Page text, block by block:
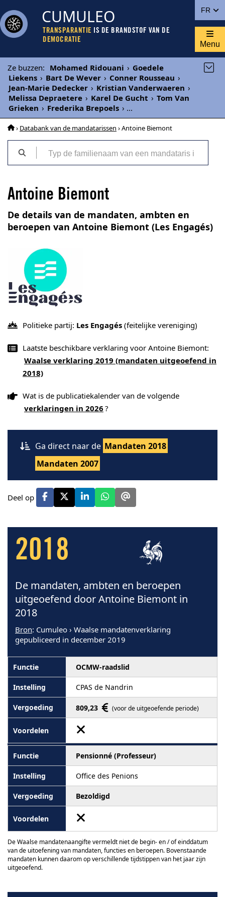
FR
CUMULEO
TRANSPARANTIE IS DE BRANDSTOF VAN DE
DEMOCRATIE
Menu
Ze buzzen: Mohamed Ridouani › Goedele
Liekens › Bart De Wever › Conner Rousseau ›
Jean-Marie Dedecker › Kristian Vanderwaeren ›
Melissa Depraetere › Karel De Gucht › Tom Van
Grieken › Frederika Brepoels › ...
› Databank van de mandatarissen › Antoine Biemont
Antoine Biemont
De details van de mandaten, ambten en
beroepen van Antoine Biemont (Les Engagés)
Politieke partij: Les Engagés (feitelijke vereniging)
Laatste beschikbare verklaring voor Antoine Biemont:
Waalse verklaring 2019 (mandaten uitgeoefend in
2018)
Wat is de publicatiekalender van de volgende
verklaringen in 2026 ?
Ga direct naar de Mandaten 2018
Mandaten 2007
Deel op
2018
De mandaten, ambten en beroepen
uitgeoefend door Antoine Biemont in
2018
Bron: Cumuleo › Waalse mandatenverklaring
gepubliceerd in december 2019
OCMW-raadslid
CPAS de Nandrin
809,23 (voor de uitgeoefende periode)
Pensionné (Professeur)
Office des Penions
Bezoldigd
De Waalse mandatenaangifte vermeldt niet de begin- en / of einddatum
van de uitoefening van mandaten, functies en beroepen. Bovenstaande
mandaten kunnen daarom op verschillende tijdstippen van het jaar zijn
uitgeoefend.